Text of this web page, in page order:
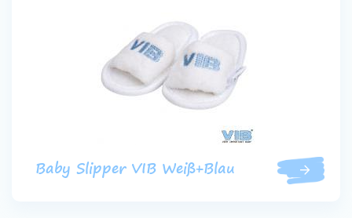
Baby Slipper VIB Weiß+Blau